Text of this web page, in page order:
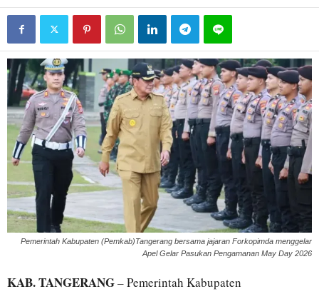
Pemerintah Kabupaten (Pemkab)Tangerang bersama jajaran Forkopimda menggelar
Apel Gelar Pasukan Pengamanan May Day 2026
KAB. TANGERANG– Pemerintah Kabupaten